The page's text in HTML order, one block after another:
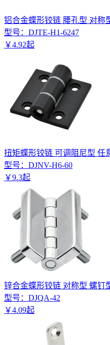
铝合金蝶形铰链 腰孔型 对称
型号： DJTE-H1-6247
￥4.92起
扭矩蝶形铰链 可调阻尼型 任
型号： DJNV-H6-60
￥9.3起
锌合金蝶形铰链 对称型 螺钉
型号： DJQA-42
￥4.09起